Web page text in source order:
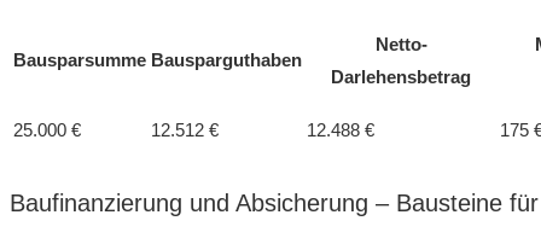
Bausparsumme Bausparguthaben
Netto-
Darlehensbetrag
25.000 € 12.512 € 12.488 € 175
Baufinanzierung und Absicherung – Bausteine